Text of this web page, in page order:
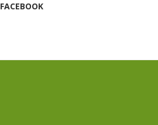
FACEBOOK